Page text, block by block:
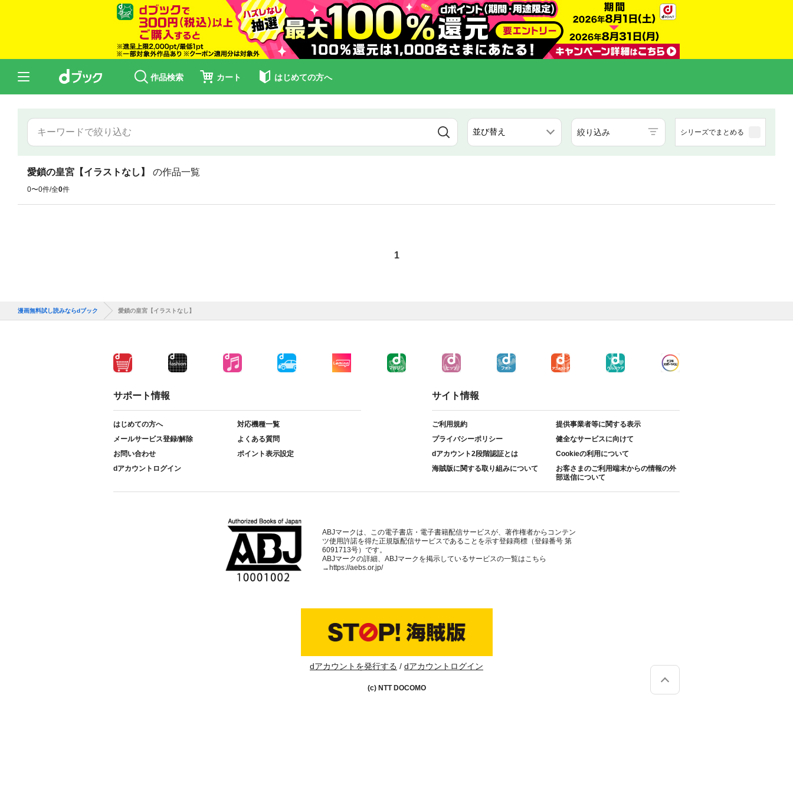
作品検索 カート はじめての方へ
絞り込み シリーズでまとめる
愛鎖の皇宮【イラストなし】 の作品一覧
0〜0件/全0件
1
漫画無料試し読みならdブック 愛鎖の皇宮【イラストなし】
サポート情報
はじめての方へ
対応機種一覧
メールサービス登録/解除
よくある質問
お問い合わせ
ポイント表示設定
dアカウントログイン
サイト情報
ご利用規約
提供事業者等に関する表示
プライバシーポリシー
健全なサービスに向けて
dアカウント2段階認証とは
Cookieの利用について
海賊版に関する取り組みについて
お客さまのご利用端末からの情報の外
部送信について
ABJマークは、この電子書店・電子書籍配信サービスが、著作権者からコンテン
ツ使用許諾を得た正規版配信サービスであることを示す登録商標（登録番号 第
6091713号）です。
ABJマークの詳細、ABJマークを掲示しているサービスの一覧はこちら
→ https://aebs.or.jp/
dアカウントを発行する dアカウントログイン
(c) NTT DOCOMO